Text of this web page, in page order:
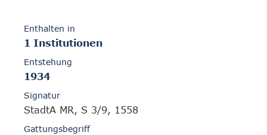
Enthalten in
1 Institutionen
Entstehung
1934
Signatur
StadtA MR, S 3/9, 1558
Gattungsbegriff